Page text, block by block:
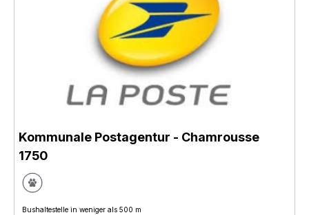
Kommunale Postagentur - Chamrousse
1750
Bushaltestelle in weniger als 500 m